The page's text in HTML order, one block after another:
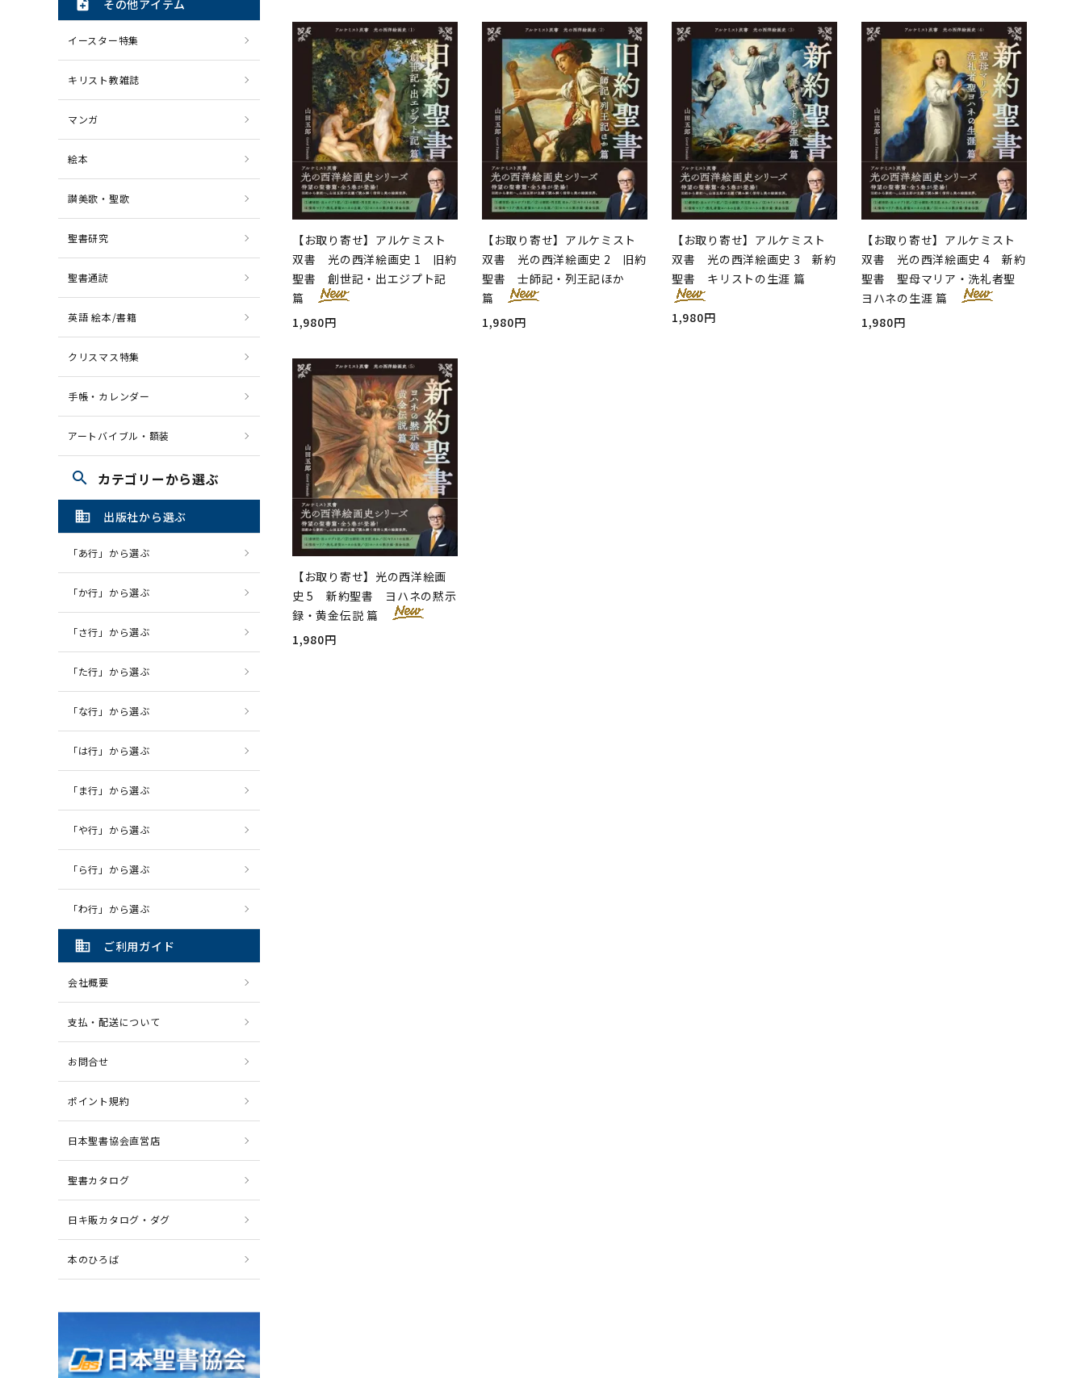
【お取り寄せ】アルケミスト
双書 光の西洋絵画史 1 旧約
聖書 創世記・出エジプト記
篇
1,980円
【お取り寄せ】アルケミスト
双書 光の西洋絵画史 2 旧約
聖書 士師記・列王記ほか
篇
1,980円
【お取り寄せ】アルケミスト
双書 光の西洋絵画史 3 新約
聖書 キリストの生涯 篇
1,980円
【お取り寄せ】アルケミスト
双書 光の西洋絵画史 4 新約
聖書 聖母マリア・洗礼者聖
ヨハネの生涯 篇
1,980円
【お取り寄せ】光の西洋絵画
史 5 新約聖書 ヨハネの黙示
録・黄金伝説 篇
1,980円
その他アイテム
イースター特集
キリスト教雑誌
マンガ
絵本
讃美歌・聖歌
聖書研究
聖書通読
英語 絵本/書籍
クリスマス特集
手帳・カレンダー
アートバイブル・額装
search カテゴリーから選ぶ
domain 出版社から選ぶ
「あ行」から選ぶ
「か行」から選ぶ
「さ行」から選ぶ
「た行」から選ぶ
「な行」から選ぶ
「は行」から選ぶ
「ま行」から選ぶ
「や行」から選ぶ
「ら行」から選ぶ
「わ行」から選ぶ
domain ご利用ガイド
会社概要
支払・配送について
お問合せ
ポイント規約
日本聖書協会直営店
聖書カタログ
日キ販カタログ・ダグ
本のひろば